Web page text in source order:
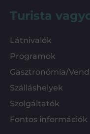
Turista
Látnivalók
Programok
Gasztronómia/
Szálláshelyek
Szolgáltatók
Fontos információk